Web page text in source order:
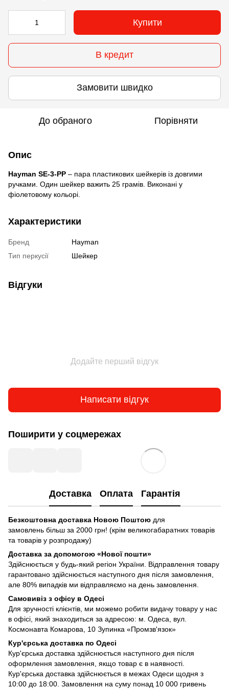
Купити
В кредит
Замовити швидко
До обраного Порівняти
Опис
Hayman SE-3-PP – пара пластикових шейкерів із довгими
ручками. Один шейкер важить 25 грамів. Виконані у
фіолетовому кольорі.
Характеристики
Бренд
Hayman
Тип перкусії
Шейкер
Відгуки
Додайте перший відгук
Написати відгук
Поширити у соцмережах
Доставка Оплата Гарантія
Безкоштовна доставка Новою Поштою для
замовлень більш за 2000 грн! (крім великогабаратних товарів
та товарів у розпродажу)
Доставка за допомогою «Нової пошти»
Здійснюється у будь-який регіон України. Відправлення товару
гарантовано здійснюється наступного дня після замовлення,
але 80% випадків ми відправляємо на день замовлення.
Самовивіз з офісу в Одесі
Для зручності клієнтів, ми можемо робити видачу товару у нас
в офісі, який знаходиться за адресою: м. Одеса, вул.
Космонавта Комарова, 10 Зупинка «Промзв'язок»
Кур'єрська доставка по Одесі
Кур'єрська доставка здійснюється наступного дня після
оформлення замовлення, якщо товар є в наявності.
Кур'єрська доставка здійснюється в межах Одеси щодня з
10:00 до 18:00. Замовлення на суму понад 10 000 гривень